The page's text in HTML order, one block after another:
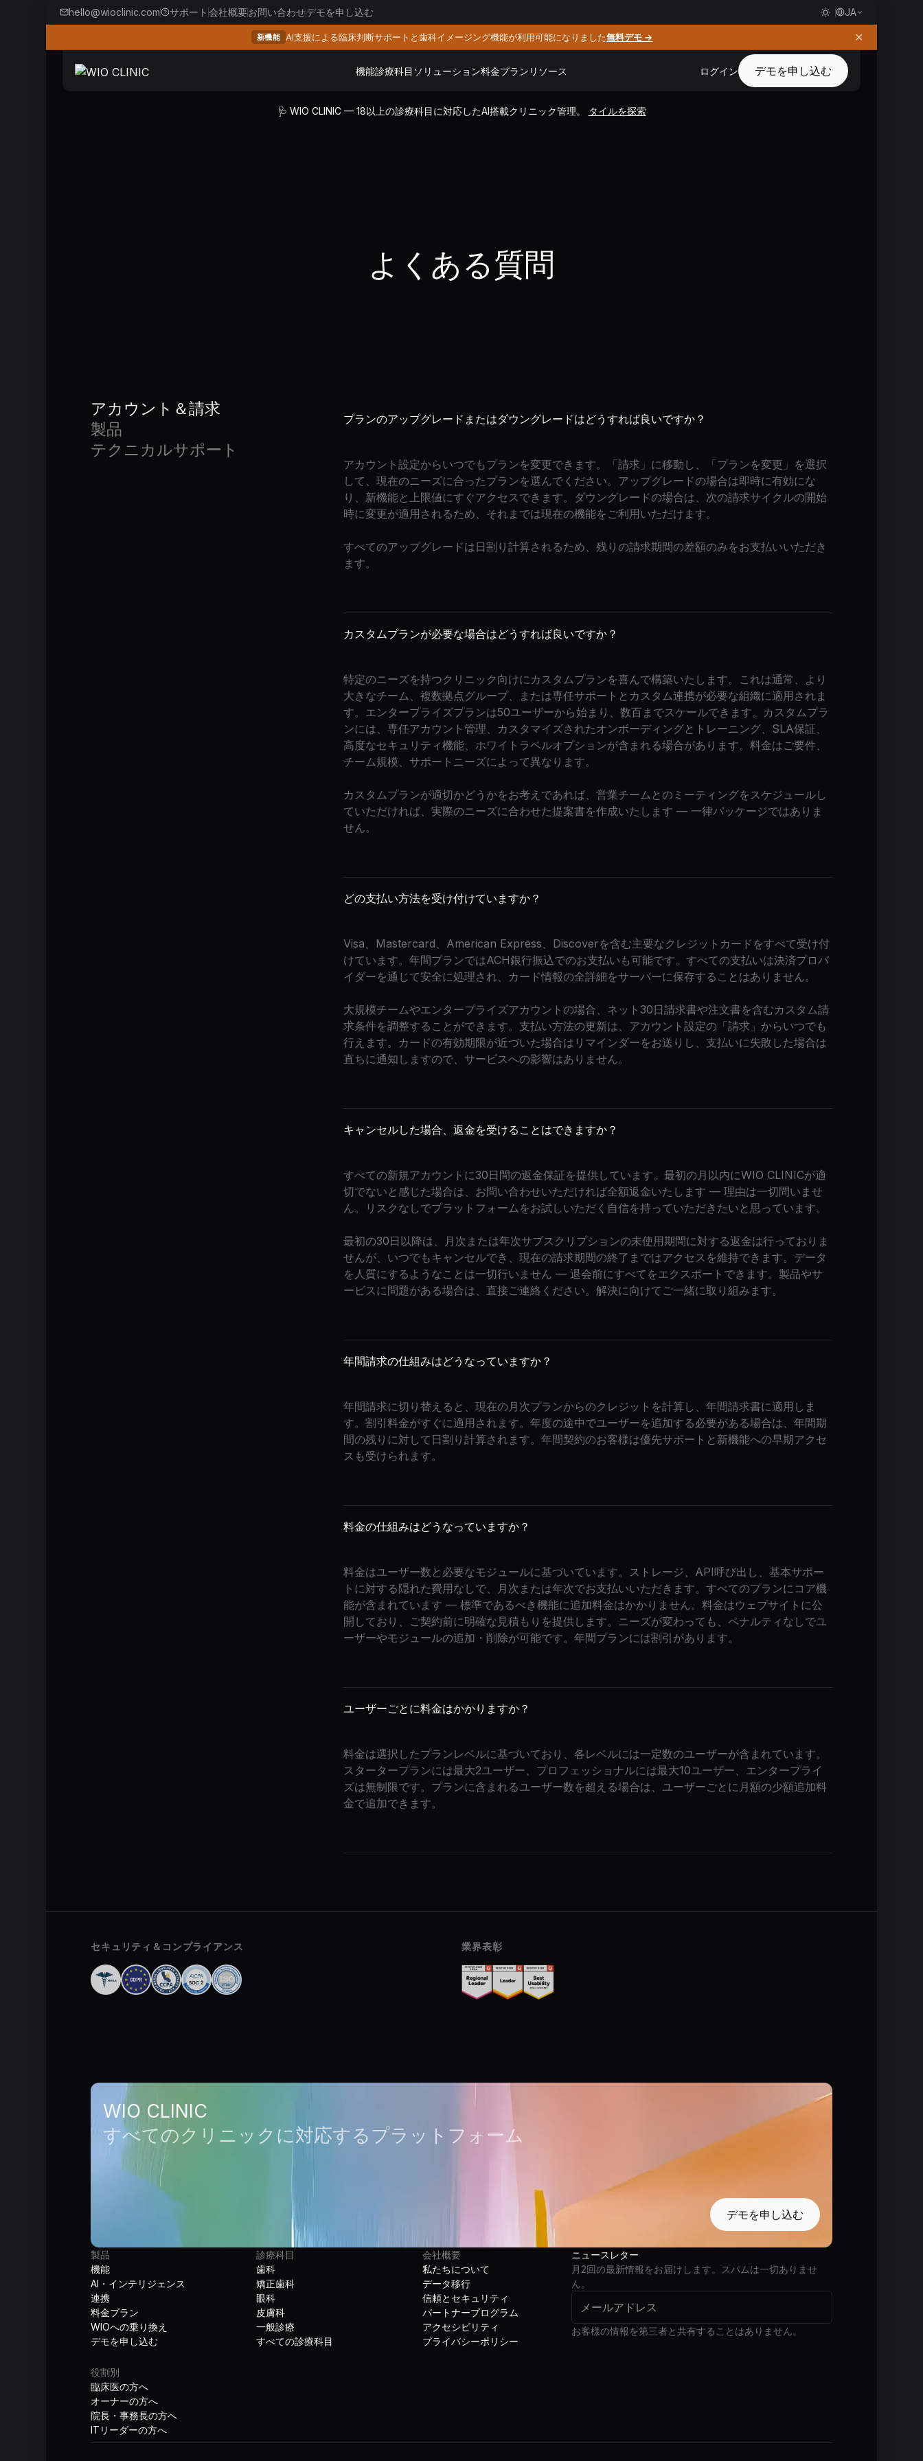
hello@wioclinic.com サポート 会社概要お問い合わせデモを申し込む JA
新機能 AI支援による臨床判断サポートと歯科イメージング機能が利用可能になりました無料デモ → ✕
機能診療科目 ソリューション料金プラン リソース ログイン デモを申し込む
🩺 WIO CLINIC — 18以上の診療科目に対応したAI搭載クリニック管理。 タイルを探索
よくある質問
アカウント＆請求
製品
テクニカルサポート
プランのアップグレードまたはダウングレードはどうすれば良いですか？
アカウント設定からいつでもプランを変更できます。「請求」に移動し、「プランを変更」を選択
して、現在のニーズに合ったプランを選んでください。アップグレードの場合は即時に有効にな
り、新機能と上限値にすぐアクセスできます。ダウングレードの場合は、次の請求サイクルの開始
時に変更が適用されるため、それまでは現在の機能をご利用いただけます。
すべてのアップグレードは日割り計算されるため、残りの請求期間の差額のみをお支払いいただき
ます。
カスタムプランが必要な場合はどうすれば良いですか？
特定のニーズを持つクリニック向けにカスタムプランを喜んで構築いたします。これは通常、より
大きなチーム、複数拠点グループ、または専任サポートとカスタム連携が必要な組織に適用されま
す。エンタープライズプランは50ユーザーから始まり、数百までスケールできます。カスタムプラ
ンには、専任アカウント管理、カスタマイズされたオンボーディングとトレーニング、SLA保証、
高度なセキュリティ機能、ホワイトラベルオプションが含まれる場合があります。料金はご要件、
チーム規模、サポートニーズによって異なります。
カスタムプランが適切かどうかをお考えであれば、営業チームとのミーティングをスケジュールし
ていただければ、実際のニーズに合わせた提案書を作成いたします — 一律パッケージではありま
せん。
どの支払い方法を受け付けていますか？
Visa、Mastercard、American Express、Discoverを含む主要なクレジットカードをすべて受け付
けています。年間プランではACH銀行振込でのお支払いも可能です。すべての支払いは決済プロバ
イダーを通じて安全に処理され、カード情報の全詳細をサーバーに保存することはありません。
大規模チームやエンタープライズアカウントの場合、ネット30日請求書や注文書を含むカスタム請
求条件を調整することができます。支払い方法の更新は、アカウント設定の「請求」からいつでも
行えます。カードの有効期限が近づいた場合はリマインダーをお送りし、支払いに失敗した場合は
直ちに通知しますので、サービスへの影響はありません。
キャンセルした場合、返金を受けることはできますか？
すべての新規アカウントに30日間の返金保証を提供しています。最初の月以内にWIO CLINICが適
切でないと感じた場合は、お問い合わせいただければ全額返金いたします — 理由は一切問いませ
ん。リスクなしでプラットフォームをお試しいただく自信を持っていただきたいと思っています。
最初の30日以降は、月次または年次サブスクリプションの未使用期間に対する返金は行っておりま
せんが、いつでもキャンセルでき、現在の請求期間の終了まではアクセスを維持できます。データ
を人質にするようなことは一切行いません — 退会前にすべてをエクスポートできます。製品やサ
ービスに問題がある場合は、直接ご連絡ください。解決に向けてご一緒に取り組みます。
年間請求の仕組みはどうなっていますか？
年間請求に切り替えると、現在の月次プランからのクレジットを計算し、年間請求書に適用しま
す。割引料金がすぐに適用されます。年度の途中でユーザーを追加する必要がある場合は、年間期
間の残りに対して日割り計算されます。年間契約のお客様は優先サポートと新機能への早期アクセ
スも受けられます。
料金の仕組みはどうなっていますか？
料金はユーザー数と必要なモジュールに基づいています。ストレージ、API呼び出し、基本サポー
トに対する隠れた費用なしで、月次または年次でお支払いいただきます。すべてのプランにコア機
能が含まれています — 標準であるべき機能に追加料金はかかりません。料金はウェブサイトに公
開しており、ご契約前に明確な見積もりを提供します。ニーズが変わっても、ペナルティなしでユ
ーザーやモジュールの追加・削除が可能です。年間プランには割引があります。
ユーザーごとに料金はかかりますか？
料金は選択したプランレベルに基づいており、各レベルには一定数のユーザーが含まれています。
スタータープランには最大2ユーザー、プロフェッショナルには最大10ユーザー、エンタープライ
ズは無制限です。プランに含まれるユーザー数を超える場合は、ユーザーごとに月額の少額追加料
金で追加できます。
セキュリティ＆コンプライアンス 業界表彰
WIO CLINIC
すべてのクリニックに対応するプラットフォーム
デモを申し込む
製品
機能
AI・インテリジェンス
連携
料金プラン
WIOへの乗り換え
デモを申し込む
診療科目
歯科
矯正歯科
眼科
皮膚科
一般診療
すべての診療科目
会社概要
私たちについて
データ移行
信頼とセキュリティ
パートナープログラム
アクセシビリティ
プライバシーポリシー
役割別
臨床医の方へ
オーナーの方へ
院長・事務長の方へ
ITリーダーの方へ
ニュースレター
月2回の最新情報をお届けします。スパムは一切ありませ
ん。
お客様の情報を第三者と共有することはありません。